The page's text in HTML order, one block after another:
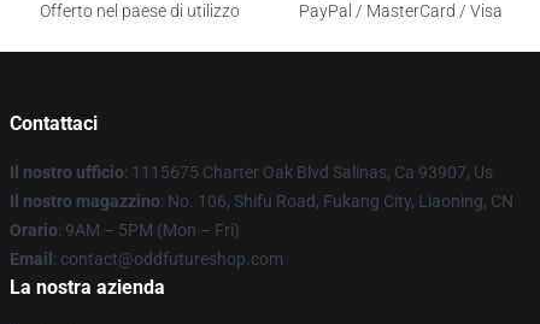
Offerto nel paese di utilizzo
PayPal / MasterCard / Visa
Contattaci
Il nostro ufficio: 1115675 Charter Oak Blvd Salinas, Ca 93907, Us
Il nostro magazzino: No. 106, Shifu Road, Fukang City, Liaoning, CN
Orario: 9AM – 5PM (Mon – Fri)
Email : contact@oddfutureshop.com
La nostra azienda